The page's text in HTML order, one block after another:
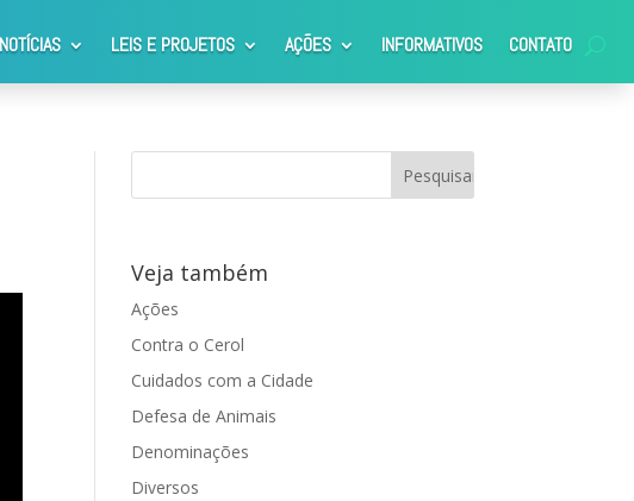
NOTÍCIAS LEIS E PROJETOS AÇÕES INFORMATIVOS CONTATO
Veja também
Ações
Contra o Cerol
Cuidados com a Cidade
Defesa de Animais
Denominações
Diversos